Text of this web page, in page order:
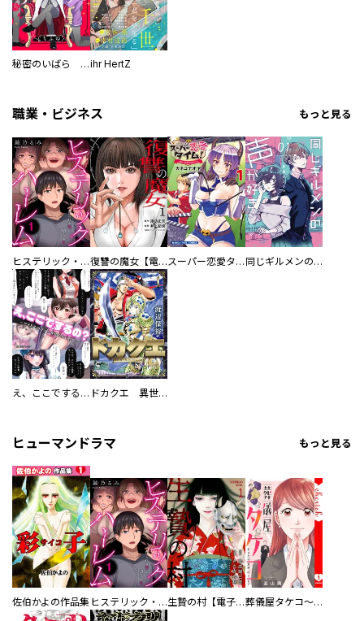
秘密のいばら 【連載版】ihr HertZ
職業・ビジネス もっと見る
ヒステリック・ハーレム～搾られる男と堕ちる女～【電子単行本版】 復讐の魔女【電子単行本版】 スーパー恋愛タイム！～現場でドＳな彼女は自宅でデレる～ 同じギルメンの声が好き
え、ここでするの？ アイドルのファンが知らない日常 ドカクエ 異世界ドカコッククエスト
ヒューマンドラマ もっと見る
佐伯かよの作品集 ヒステリック・ハーレム～搾られる男と堕ちる女～【電子単行本版】 生贄の村【電子単行本版】 葬儀屋タケコ～あなたの最期、叶えます【電子単行本版】